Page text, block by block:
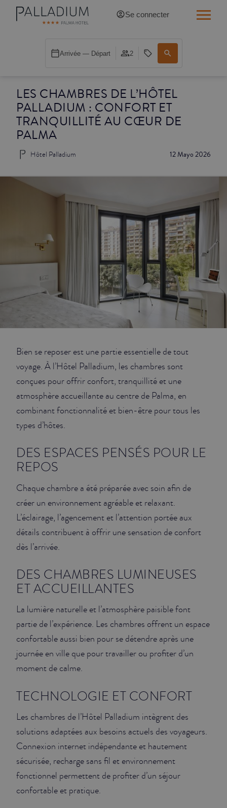
LES CHAMBRES DE L’HÔTEL
PALLADIUM : CONFORT ET
TRANQUILLITÉ AU CŒUR DE
PALMA
12 Mayo 2026
Hôtel Palladium
Bien se reposer est une partie essentielle de tout
voyage. À l’Hôtel Palladium, les chambres sont
conçues pour offrir confort, tranquillité et une
atmosphère accueillante au centre de Palma, en
combinant fonctionnalité et bien-être pour tous les
types d’hôtes.
DES ESPACES PENSÉS POUR LE
REPOS
Chaque chambre a été préparée avec soin afin de
créer un environnement agréable et relaxant.
L’éclairage, l’agencement et l’attention portée aux
détails contribuent à offrir une sensation de confort
dès l’arrivée.
DES CHAMBRES LUMINEUSES
ET ACCUEILLANTES
La lumière naturelle et l’atmosphère paisible font
partie de l’expérience. Les chambres offrent un espace
confortable aussi bien pour se détendre après une
journée en ville que pour travailler ou profiter d’un
moment de calme.
TECHNOLOGIE ET CONFORT
Les chambres de l’Hôtel Palladium intègrent des
solutions adaptées aux besoins actuels des voyageurs.
Connexion internet indépendante et hautement
sécurisée, recharge sans fil et environnement
fonctionnel permettent de profiter d’un séjour
confortable et pratique.
Se connecter
Arrivée — Départ 2
SINGLE BALCON CATHÉDRALE
DOBLE RED
DOBLE INN
DOUBLE INN CATHÉDRALE
JUNIOR SUITES